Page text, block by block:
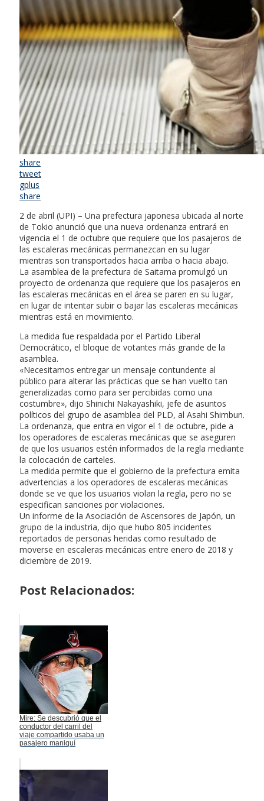
share
tweet
gplus
share
2 de abril (UPI) – Una prefectura japonesa ubicada al norte
de Tokio anunció que una nueva ordenanza entrará en
vigencia el 1 de octubre que requiere que los pasajeros de
las escaleras mecánicas permanezcan en su lugar
mientras son transportados hacia arriba o hacia abajo.
La asamblea de la prefectura de Saitama promulgó un
proyecto de ordenanza que requiere que los pasajeros en
las escaleras mecánicas en el área se paren en su lugar,
en lugar de intentar subir o bajar las escaleras mecánicas
mientras está en movimiento.
La medida fue respaldada por el Partido Liberal
Democrático, el bloque de votantes más grande de la
asamblea.
«Necesitamos entregar un mensaje contundente al
público para alterar las prácticas que se han vuelto tan
generalizadas como para ser percibidas como una
costumbre», dijo Shinichi Nakayashiki, jefe de asuntos
políticos del grupo de asamblea del PLD, al Asahi Shimbun.
La ordenanza, que entra en vigor el 1 de octubre, pide a
los operadores de escaleras mecánicas que se aseguren
de que los usuarios estén informados de la regla mediante
la colocación de carteles.
La medida permite que el gobierno de la prefectura emita
advertencias a los operadores de escaleras mecánicas
donde se ve que los usuarios violan la regla, pero no se
especifican sanciones por violaciones.
Un informe de la Asociación de Ascensores de Japón, un
grupo de la industria, dijo que hubo 805 incidentes
reportados de personas heridas como resultado de
moverse en escaleras mecánicas entre enero de 2018 y
diciembre de 2019.
Post Relacionados:
Mire: Se descubrió que el
conductor del carril del
viaje compartido usaba un
pasajero maniquí